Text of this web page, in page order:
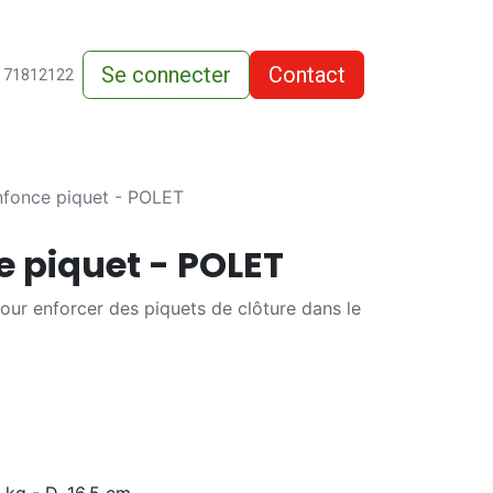
vente
71812122 Se connecter Contact
piquet - POLET
piquet - POLET
enforcer des piquets de clôture dans le